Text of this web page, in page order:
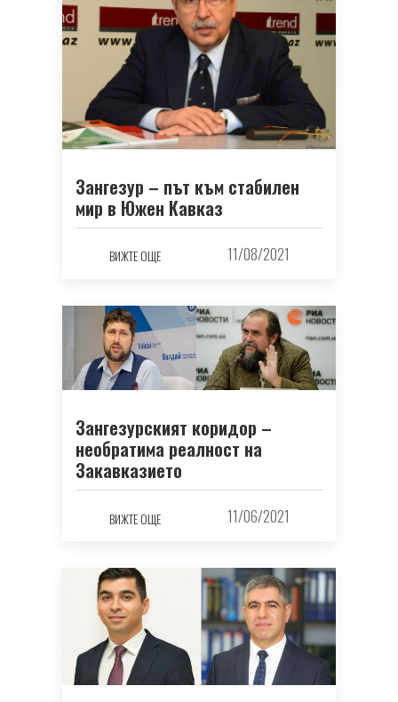
Зангезур – път към стабилен
мир в Южен Кавказ
ВИЖТЕ ОЩЕ 11/08/2021
Зангезурският коридор –
необратима реалност на
Закавказието
ВИЖТЕ ОЩЕ 11/06/2021